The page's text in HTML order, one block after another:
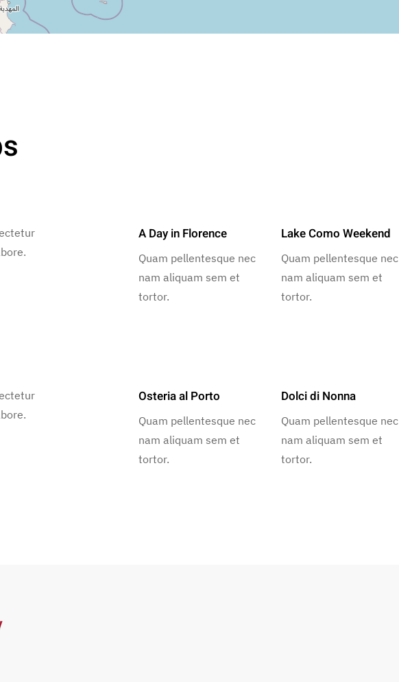
A Day in Florence
Quam pellentesque nec
nam aliquam sem et
tortor.
Lake Como Weekend
Quam pellentesque nec
nam aliquam sem et
tortor.
Osteria al Porto
Quam pellentesque nec
nam aliquam sem et
tortor.
Dolci di Nonna
Quam pellentesque nec
nam aliquam sem et
tortor.